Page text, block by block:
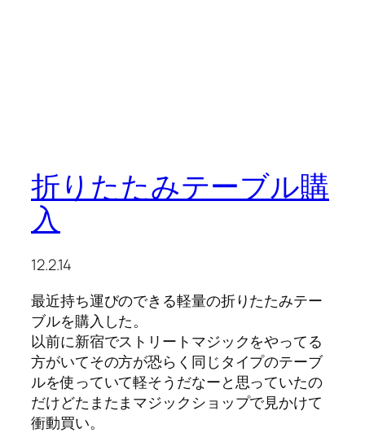
折りたたみテーブル購
入
12.2.14
最近持ち運びのできる軽量の折りたたみテー
ブルを購入した。
以前に新宿でストリートマジックをやってる
方がいてその方が恐らく同じタイプのテーブ
ルを使っていて軽そうだなーと思っていたの
だけどたまたまマジックショップで見かけて
衝動買い。